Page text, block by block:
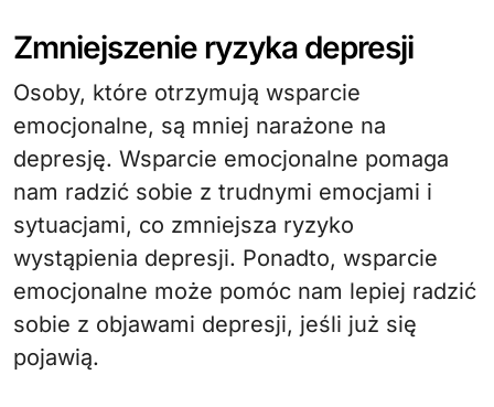
Zmniejszenie ryzyka depresji
Osoby, które otrzymują wsparcie
emocjonalne, są mniej narażone na
depresję. Wsparcie emocjonalne pomaga
nam radzić sobie z trudnymi emocjami i
sytuacjami, co zmniejsza ryzyko
wystąpienia depresji. Ponadto, wsparcie
emocjonalne może pomóc nam lepiej radzić
sobie z objawami depresji, jeśli już się
pojawią.